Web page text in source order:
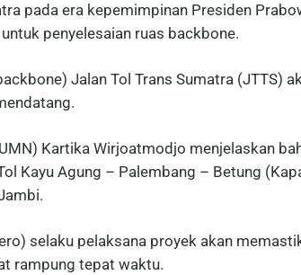
pada era kepemimpinan Presiden
penyelesaian ruas backbone.
Jalan Tol Trans Sumatra (JTTS)
Kartika Wirjoatmodjo menjelaskan
Kayu Agung – Palembang – Betung
selaku pelaksana proyek akan
rampung tepat waktu.